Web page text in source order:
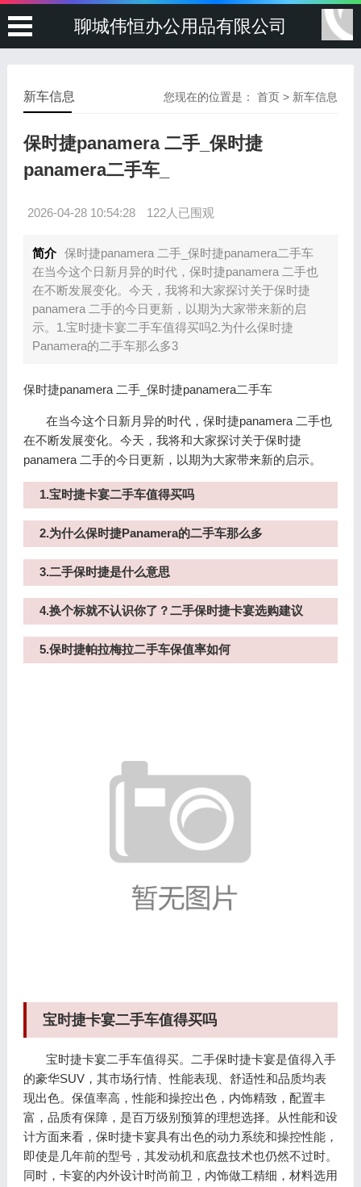
聊城伟恒办公用品有限公司
您现在的位置是：首页 > 新车信息
新车信息
保时捷panamera 二手_保时捷
panamera二手车_
2026-04-28 10:54:28 122人已围观
简介 保时捷panamera 二手_保时捷panamera二手车
在当今这个日新月异的时代，保时捷panamera 二手也
在不断发展变化。今天，我将和大家探讨关于保时捷
panamera 二手的今日更新，以期为大家带来新的启
示。1.宝时捷卡宴二手车值得买吗2.为什么保时捷
Panamera的二手车那么多3
保时捷panamera 二手_保时捷panamera二手车
在当今这个日新月异的时代，保时捷panamera 二手也
在不断发展变化。今天，我将和大家探讨关于保时捷
panamera 二手的今日更新，以期为大家带来新的启示。
1.宝时捷卡宴二手车值得买吗
2.为什么保时捷Panamera的二手车那么多
3.二手保时捷是什么意思
4.换个标就不认识你了？二手保时捷卡宴选购建议
5.保时捷帕拉梅拉二手车保值率如何
宝时捷卡宴二手车值得买吗
宝时捷卡宴二手车值得买。二手保时捷卡宴是值得入手
的豪华SUV，其市场行情、性能表现、舒适性和品质均表
现出色。保值率高，性能和操控出色，内饰精致，配置丰
富，品质有保障，是百万级别预算的理想选择。从性能和设
计方面来看，保时捷卡宴具有出色的动力系统和操控性能，
即使是几年前的型号，其发动机和底盘技术也仍然不过时。
同时，卡宴的内外设计时尚前卫，内饰做工精细，材料选用